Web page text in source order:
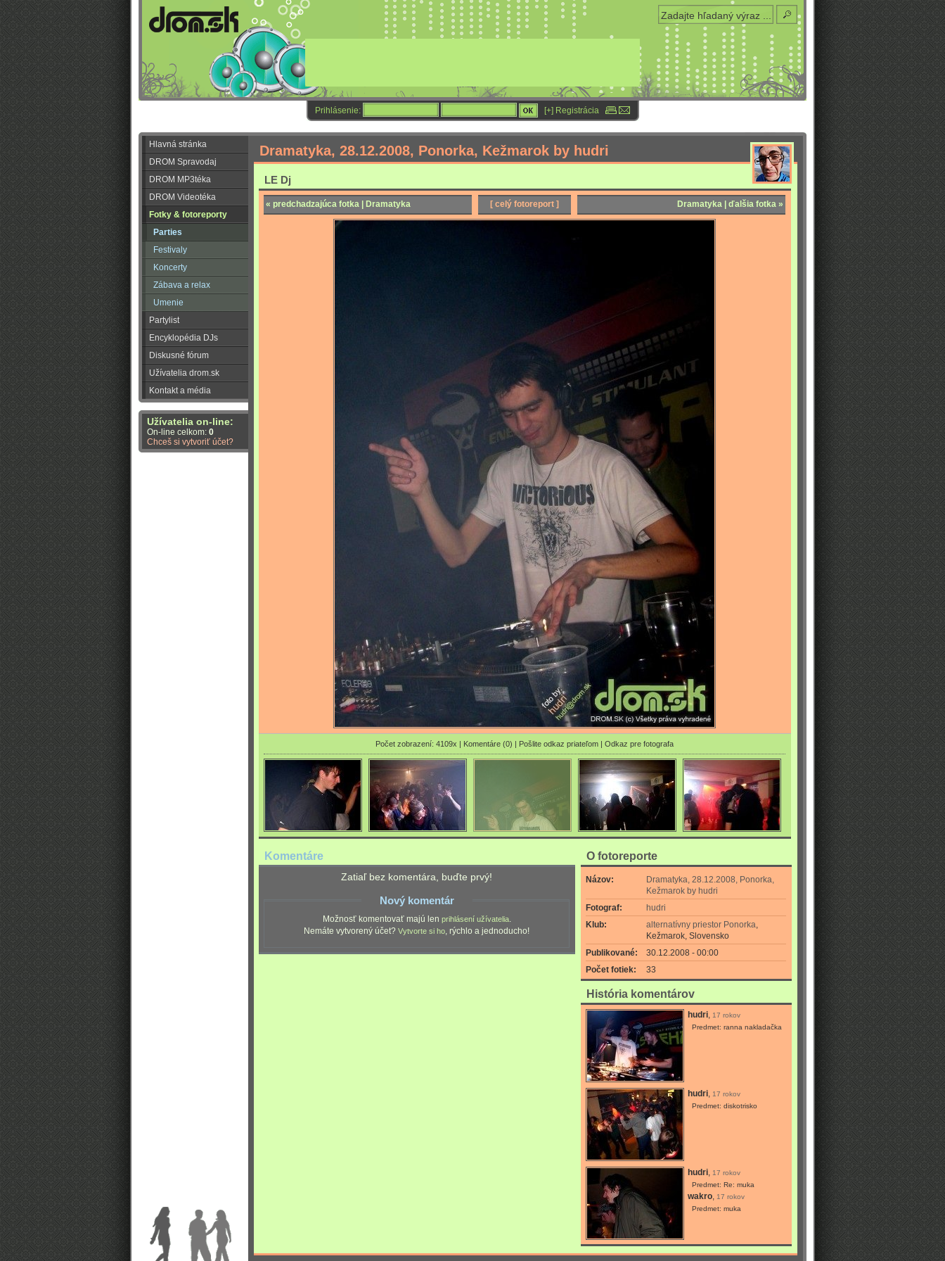
Prihlásenie: [+] Registrácia
Hlavná stránka
DROM Spravodaj
DROM MP3téka
DROM Videotéka
Fotky & fotoreporty
Parties
Festivaly
Koncerty
Zábava a relax
Umenie
Partylist
Encyklopédia DJs
Diskusné fórum
Užívatelia drom.sk
Kontakt a média
Užívatelia on-line:
On-line celkom: 0
Chceš si vytvoriť účet?
Dramatyka, 28.12.2008, Ponorka, Kežmarok by hudri
LE Dj
« predchadzajúca fotka | Dramatyka [ celý fotoreport ] Dramatyka | ďalšia fotka »
Počet zobrazení: 4109x | Komentáre (0) | Pošlite odkaz priateľom | Odkaz pre fotografa
Komentáre
Zatiaľ bez komentára, buďte prvý!
Nový komentár
Možnosť komentovať majú len prihlásení užívatelia.
Nemáte vytvorený účet? Vytvorte si ho , rýchlo a jednoducho!
O fotoreporte
Názov:
Dramatyka, 28.12.2008, Ponorka,
Kežmarok by hudri
Fotograf:
hudri
Klub:
alternatívny priestor Ponorka,
Kežmarok, Slovensko
Publikované:
30.12.2008 - 00:00
Počet fotiek:
33
História komentárov
hudri, 17 rokov
Predmet: ranna nakladačka
hudri, 17 rokov
Predmet: diskotrisko
hudri, 17 rokov
Predmet: Re: muka
wakro, 17 rokov
Predmet: muka